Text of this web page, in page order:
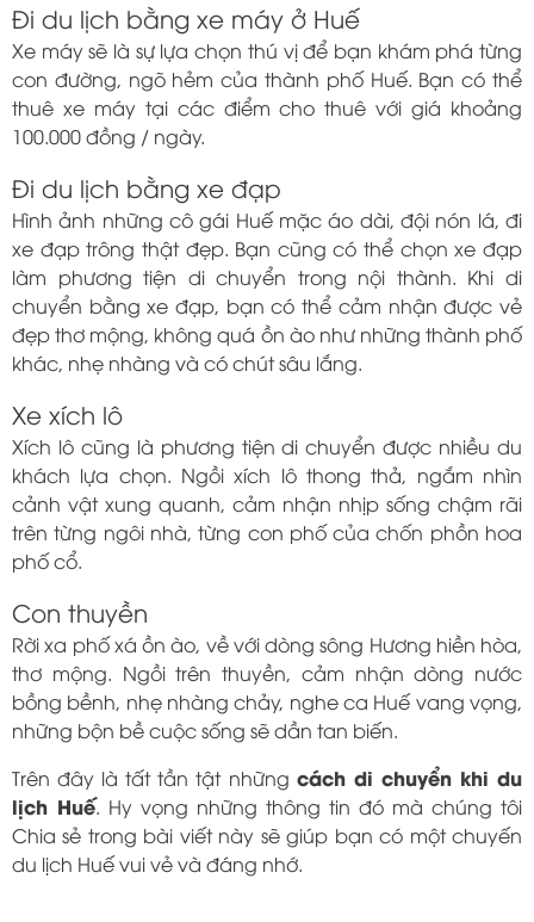
Đi du lịch bằng xe máy ở Huế
Xe máy sẽ là sự lựa chọn thú vị để bạn khám phá từng
con đường, ngõ hẻm của thành phố Huế. Bạn có thể
thuê xe máy tại các điểm cho thuê với giá khoảng
100.000 đồng / ngày.
Đi du lịch bằng xe đạp
Hình ảnh những cô gái Huế mặc áo dài, đội nón lá, đi
xe đạp trông thật đẹp. Bạn cũng có thể chọn xe đạp
làm phương tiện di chuyển trong nội thành. Khi di
chuyển bằng xe đạp, bạn có thể cảm nhận được vẻ
đẹp thơ mộng, không quá ồn ào như những thành phố
khác, nhẹ nhàng và có chút sâu lắng.
Xe xích lô
Xích lô cũng là phương tiện di chuyển được nhiều du
khách lựa chọn. Ngồi xích lô thong thả, ngắm nhìn
cảnh vật xung quanh, cảm nhận nhịp sống chậm rãi
trên từng ngôi nhà, từng con phố của chốn phồn hoa
phố cổ.
Con thuyền
Rời xa phố xá ồn ào, về với dòng sông Hương hiền hòa,
thơ mộng. Ngồi trên thuyền, cảm nhận dòng nước
bồng bềnh, nhẹ nhàng chảy, nghe ca Huế vang vọng,
những bộn bề cuộc sống sẽ dần tan biến.
Trên đây là tất tần tật những cách di chuyển khi du
lịch Huế. Hy vọng những thông tin đó mà chúng tôi
Chia sẻ trong bài viết này sẽ giúp bạn có một chuyến
du lịch Huế vui vẻ và đáng nhớ.